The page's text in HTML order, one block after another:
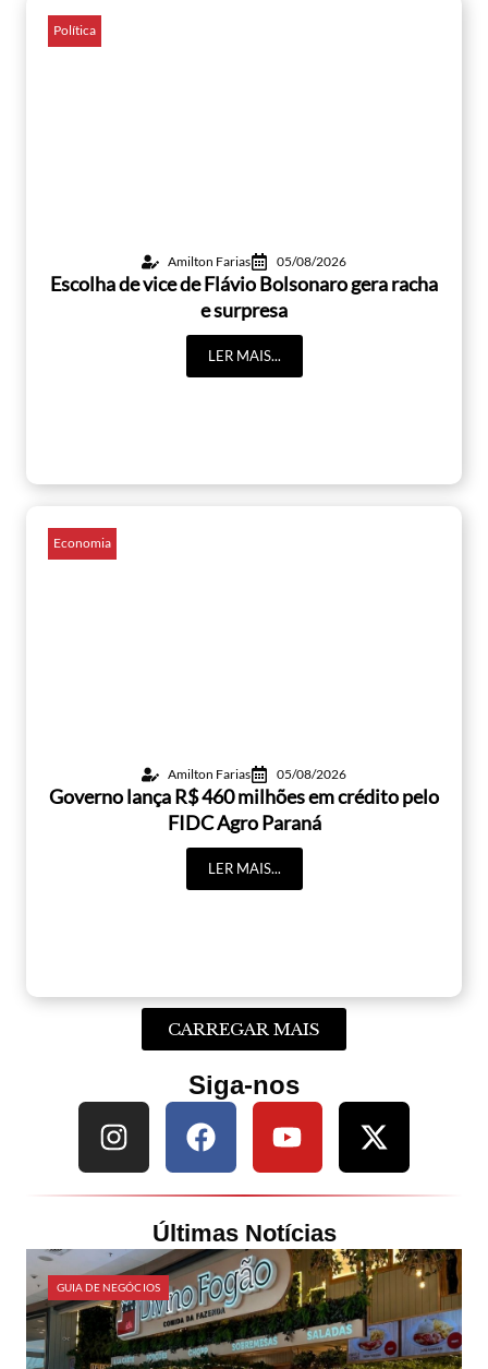
Política
Amilton Farias 05/08/2026
Escolha de vice de Flávio Bolsonaro gera racha
e surpresa
LER MAIS...
Economia
Amilton Farias 05/08/2026
Governo lança R$ 460 milhões em crédito pelo
FIDC Agro Paraná
LER MAIS...
CARREGAR MAIS
Siga-nos
Últimas Notícias
GUIA DE NEGÓCIOS